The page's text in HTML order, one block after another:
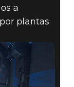
a
plantas